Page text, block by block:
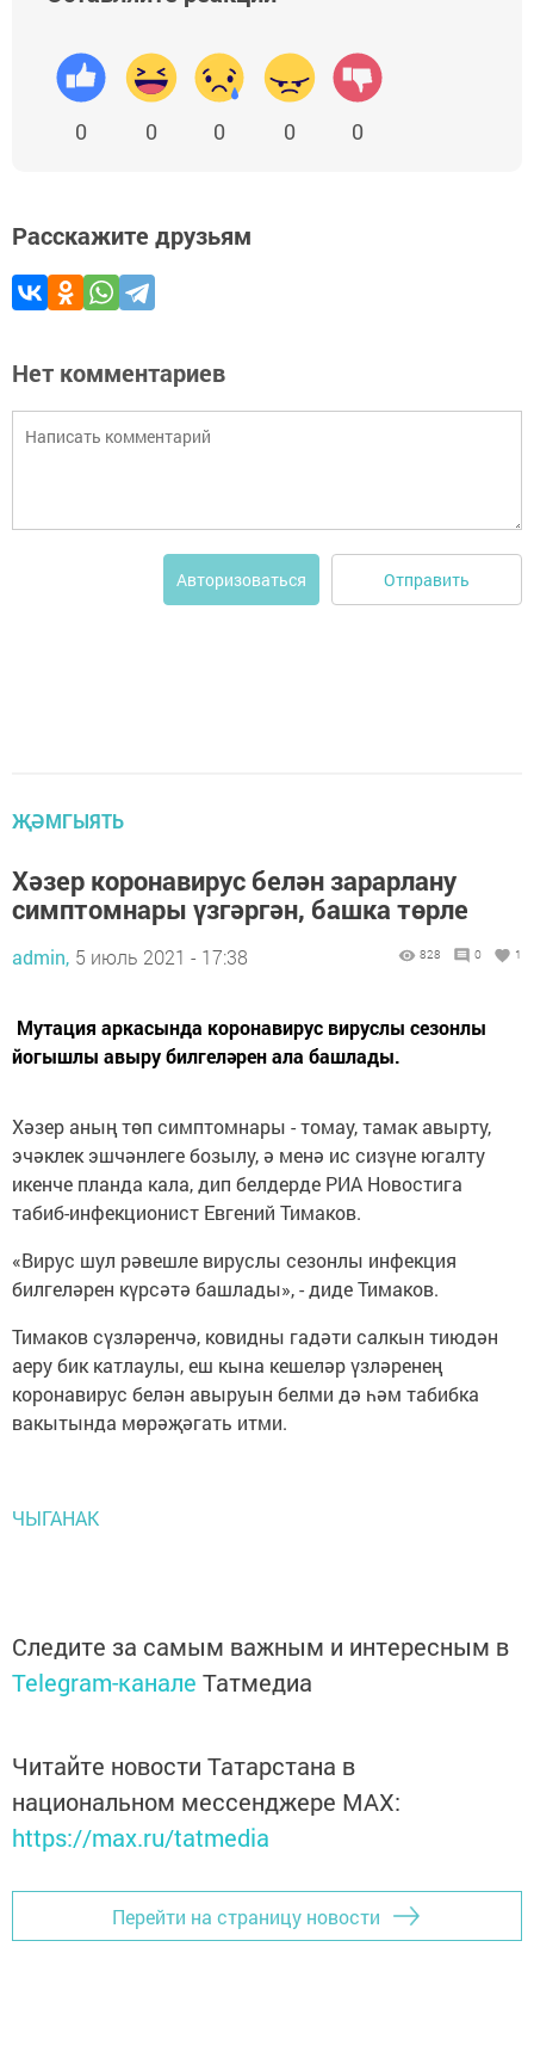
0 0 0 0 0
Расскажите друзьям
Нет комментариев
Авторизоваться Отправить
ҖӘМГЫЯТЬ
Хәзер коронавирус белән зарарлану
симптомнары үзгәргән, башка төрле
admin, 5 июль 2021 - 17:38 828 0 1
Мутация аркасында коронавирус вируслы сезонлы
йогышлы авыру билгеләрен ала башлады.
Хәзер аның төп симптомнары - томау, тамак авырту,
эчәклек эшчәнлеге бозылу, ә менә ис сизүне югалту
икенче планда кала, дип белдерде РИА Новостига
табиб-инфекционист Евгений Тимаков.
«Вирус шул рәвешле вируслы сезонлы инфекция
билгеләрен күрсәтә башлады», - диде Тимаков.
Тимаков сүзләренчә, ковидны гадәти салкын тиюдән
аеру бик катлаулы, еш кына кешеләр үзләренең
коронавирус белән авыруын белми дә һәм табибка
вакытында мөрәҗәгать итми.
ЧЫГАНАК
Следите за самым важным и интересным в
Telegram-канале Татмедиа
Читайте новости Татарстана в
национальном мессенджере MАХ:
https://max.ru/tatmedia
Перейти на страницу новости